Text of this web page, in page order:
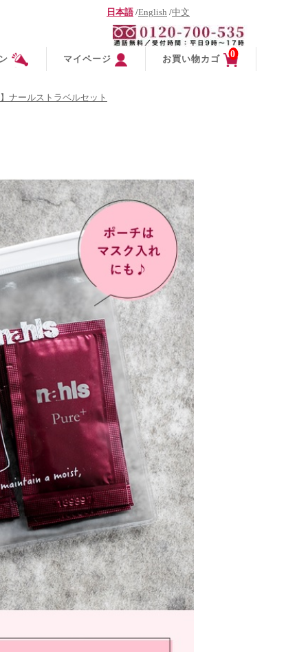
日本語/English /中文
マイページ お買い物カゴ 0
ナールストラベルセット